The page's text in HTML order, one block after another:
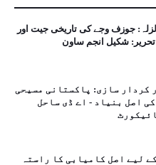
جوزف وجے کی تاریخی جیت اور
تحریر: شکیل انجم ساون
کردار سازی: پاکستانی مسیحی
اصل بنیاد - اے ڈی ساحل
لیے اصل کامیابی کا راستہ